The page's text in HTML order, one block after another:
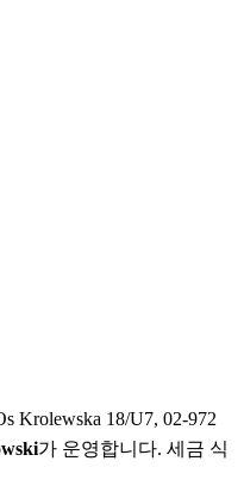
Krolewska 18/U7, 02-972
가 운영합니다. 세금 식